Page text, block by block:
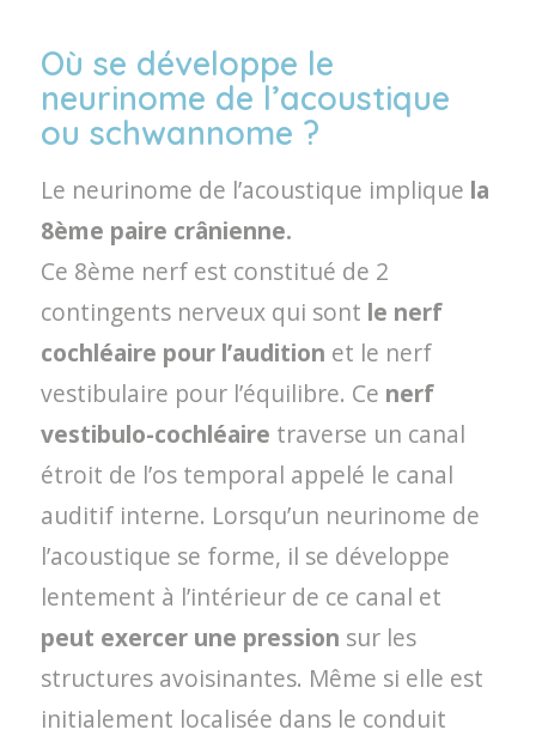
Où se développe le
neurinome de l’acoustique
ou schwannome ?
Le neurinome de l’acoustique implique la
8ème paire crânienne.
Ce 8ème nerf est constitué de 2
contingents nerveux qui sont le nerf
cochléaire pour l’audition et le nerf
vestibulaire pour l’équilibre. Ce nerf
vestibulo-cochléaire traverse un canal
étroit de l’os temporal appelé le canal
auditif interne. Lorsqu’un neurinome de
l’acoustique se forme, il se développe
lentement à l’intérieur de ce canal et
peut exercer une pression sur les
structures avoisinantes. Même si elle est
initialement localisée dans le conduit